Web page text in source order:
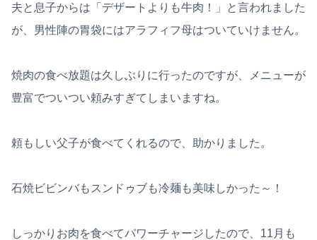
夫と息子からは「デザートよりも牛肉！」と言われました
が、男性陣の胃袋にはアラフィフ母はついていけません。
焼肉の食べ放題は久しぶりに行ったのですが、メニューが
豊富でついつい頼みすぎてしまいますね。
頼もしい父子が食べてくれるので、助かりました。
石焼ビビンバもスンドゥブも冷麺も美味しかった～！
しっかりお肉を食べてパワーチャージしたので、11月も